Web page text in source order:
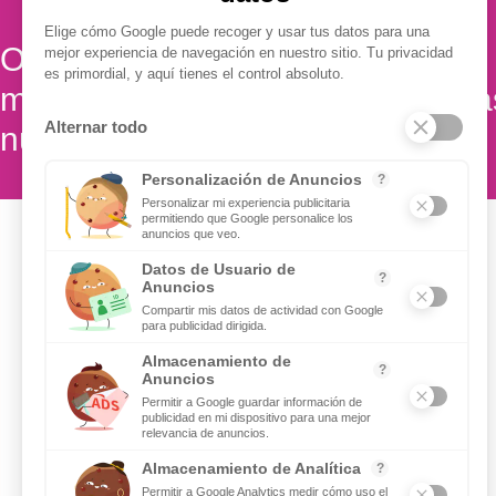
Obtenga actualizaciones y
manténgase conectado:
nuestro boletín